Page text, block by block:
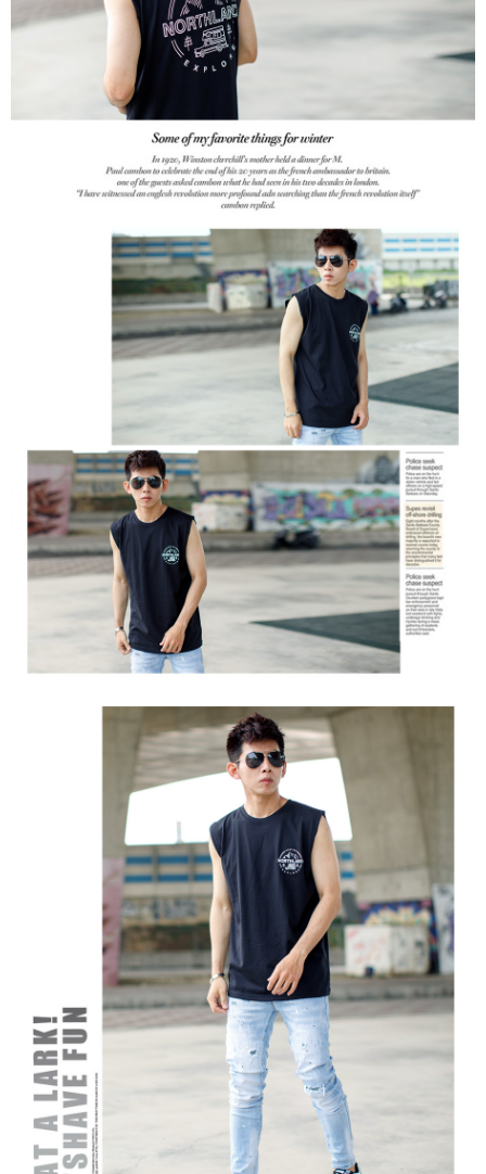
後付繳納相關費用。
※ 交易是否成功請以「AFTEE先享後付 」之結帳頁面顯示為準，若有關於
是否繳費成功／繳費後需取消欲退款等相關疑問，請聯繫「AFTEE先享後付
客戶支援中心」
https://netprotections.freshdesk.com/support/home
１．透過由恩沛科技股份有限公司提供之「AFTEE先享後付」服務完成之交
易，需依本服務之必要範圍內提供個人資料，並將交易相關給付款項請求債
權轉讓予恩沛科技股份有限公司。
２．關於個人資料處理事宜，請瀏覽以下網址：
３．未成年的使用者請事先徵得法定代理人或監護人之同意方可使用
「AFTEE先享後付」，若未經同意申辦者引起之損失，本公司不負相關責
４．使用「AFTEE先享後付」時，將依據個別帳號之用戶狀況，依本公司即
時審查核予不同之上限額度；若仍有額度不足之情形，本公司將視審查結果
請求用戶進行身份認證。
５．嚴禁一人註冊多個帳號或使用他人資訊註冊。若發現惡意使用之情形，
恩沛科技股份有限公司將有權停止該用戶之使用額度並採取法律行動。
每筆NT$80，滿NT$1,800(含以上)免運費
每筆NT$120，滿NT$3,000(含以上)免運費